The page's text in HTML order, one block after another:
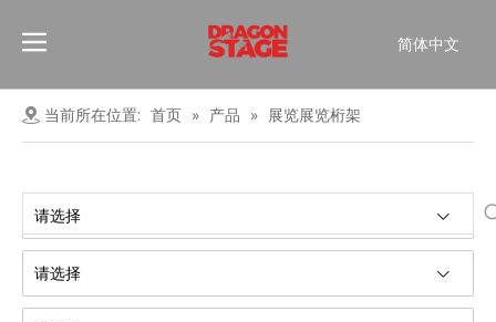
简体中文
Español
English
当前所在位置: 首页 » 产品 » 展览展览桁架
请选择
请选择